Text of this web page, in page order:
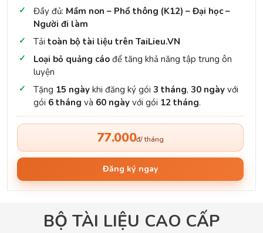
Đầy đủ: Mầm non – Phổ thông (K12) – Đại học –
Người đi làm
Tải toàn bộ tài liệu trên TaiLieu.VN
Loại bỏ quảng cáo để tăng khả năng tập trung ôn
luyện
Tặng 15 ngày khi đăng ký gói 3 tháng, 30 ngày với
gói 6 tháng và 60 ngày với gói 12 tháng.
77.000đ/ tháng
Đăng ký ngay
BỘ TÀI LIỆU CAO CẤP